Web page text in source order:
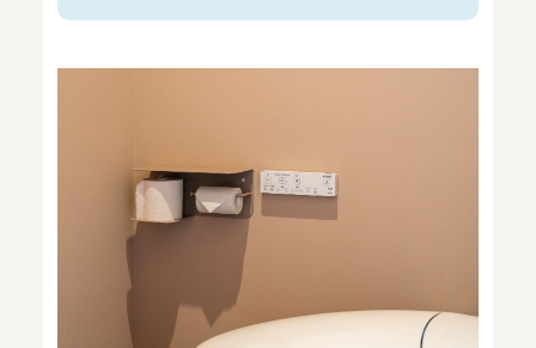
日本女性医学会
人類遺伝学会
日本産科婦人科遺伝診療学会